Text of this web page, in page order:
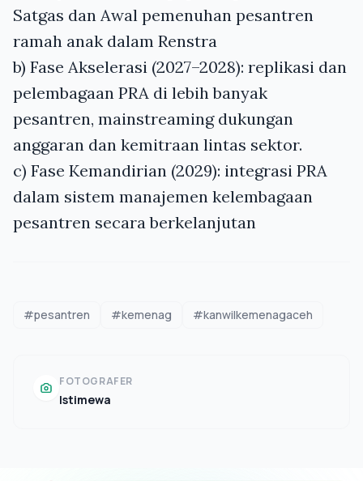
Satgas dan Awal pemenuhan pesantren
ramah anak dalam Renstra
b) Fase Akselerasi (2027–2028): replikasi dan
pelembagaan PRA di lebih banyak
pesantren, mainstreaming dukungan
anggaran dan kemitraan lintas sektor.
c) Fase Kemandirian (2029): integrasi PRA
dalam sistem manajemen kelembagaan
pesantren secara berkelanjutan
#pesantren #kemenag #kanwilkemenagaceh
FOTOGRAFER
Istimewa